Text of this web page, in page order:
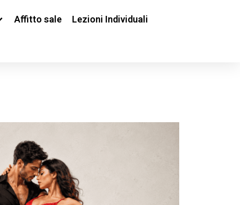
Affitto sale Lezioni Individuali